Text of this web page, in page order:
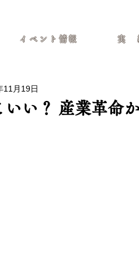
イベント情報 実
い？ 産業革命
11月19日